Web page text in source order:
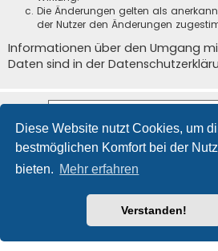
Diese Website nutzt Cookies, um
bestmöglichen Komfort bei der
bieten. Mehr erfahren
Verstanden!
Die Änderungen gelten als
der Nutzer den Änderungen
Informationen über den Umgang
Daten sind in der
Startseite Foren-Übersicht
Powered byphpBB
®